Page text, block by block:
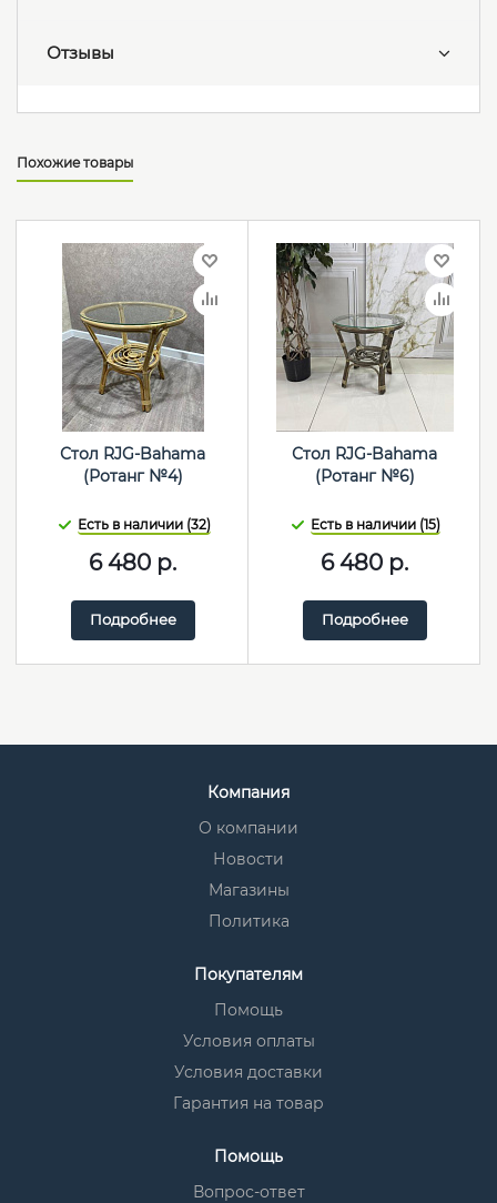
Отзывы
Похожие товары
Стол RJG-Bahama
(Ротанг №4)
Есть в наличии (32)
6 480 р.
Подробнее
Стол RJG-Bahama
(Ротанг №6)
Есть в наличии (15)
6 480 р.
Подробнее
Компания
О компании
Новости
Магазины
Политика
Покупателям
Помощь
Условия оплаты
Условия доставки
Гарантия на товар
Помощь
Вопрос-ответ